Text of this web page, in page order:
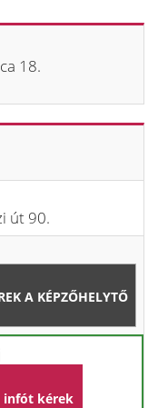
18.
út 90.
A KÉPZŐHELYTŐ
infót kérek